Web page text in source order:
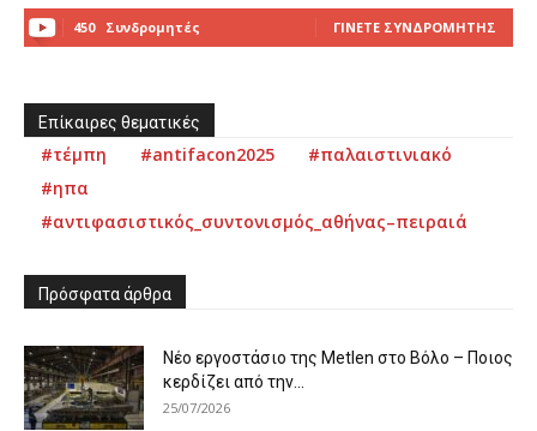
450 Συνδρομητές ΓΊΝΕΤΕ ΣΥΝΔΡΟΜΗΤΉΣ
Επίκαιρες θεματικές
#τέμπη #antifacon2025
#παλαιστινιακό
#ηπα
#αντιφασιστικός_συντονισμός_αθήνας–πειραιά
Πρόσφατα άρθρα
Νέο εργοστάσιο της Metlen στο Βόλο – Ποιος
κερδίζει από την...
25/07/2026